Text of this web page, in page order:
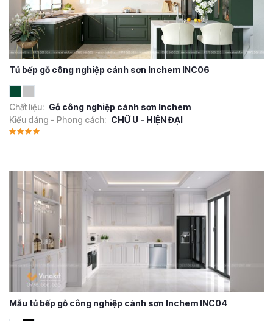
Tủ bếp gỗ công nghiệp cánh sơn Inchem INC06
Chất liệu: Gỗ công nghiệp cánh sơn Inchem
Kiểu dáng - Phong cách: CHỮ U - HIỆN ĐẠI
Mẫu tủ bếp gỗ công nghiệp cánh sơn Inchem INC04